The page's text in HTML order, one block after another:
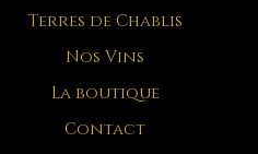
Terres de Chablis
Nos Vins
La boutique
Contact